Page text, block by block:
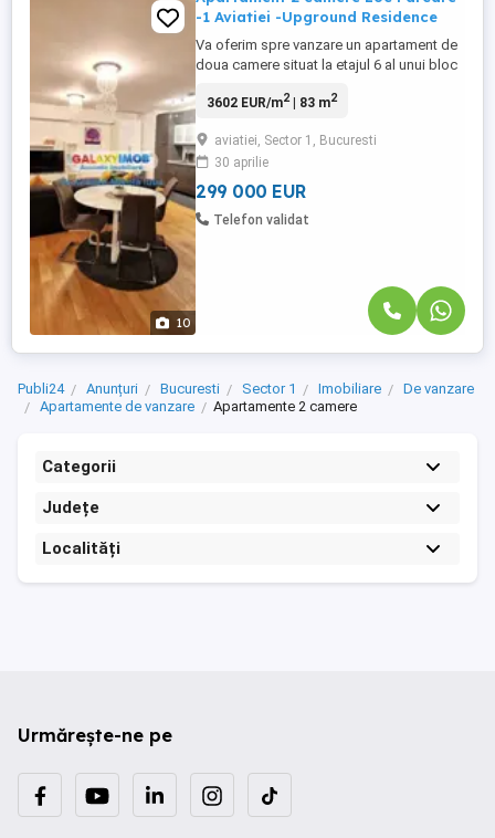
10
-1 Aviatiei -Upground Residence
Va oferim spre vanzare un apartament de
doua camere situat la etajul 6 al unui bloc
Upground Residence este un complex
finisaje de inalta calitate. intr-o zona care
ofera acces la multe facilitati, cum ar fi:
restaurante, scoli, ...
3602 EUR/m2| 83 m2
aviatiei, Sector 1, Bucuresti
30 aprilie
299 000 EUR
Telefon validat
Publi24 Anunțuri Bucuresti Sector 1 Imobiliare
De vanzare
Apartamente de vanzare
Apartamente 2 camere
Categorii
Județe
Localități
Urmărește-ne pe